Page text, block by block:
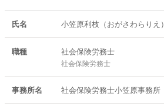
氏名 小笠原利枝（おがさわらりえ）
職種 社会保険労務士
社会保険労務士
事務所名 社会保険労務士小笠原事務所